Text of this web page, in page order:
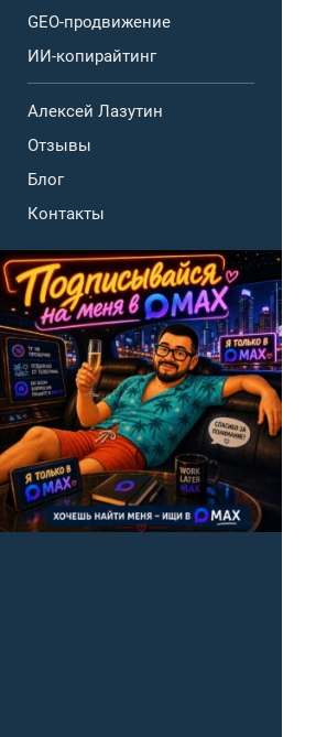
GEO-продвижение
ИИ-копирайтинг
Алексей Лазутин
Отзывы
Блог
Контакты